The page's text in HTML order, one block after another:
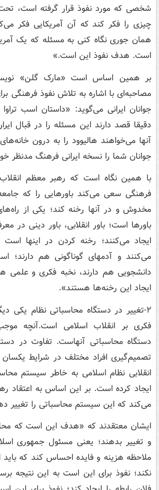
شخصی که مورد نفوذ قرار گرفته است، تحت
چیزی را فکر کند که آن آمریکایی فکر
همان جوری نگاه کنی به مسئله که یک
است. هدف نفوذ این است.»
بر همین اساس است «مارک گلن»
مصاحبه‌ای با اشاره به تلاش نفوذ فرهنگی
جوانان ایرانی می‌گوید: «داستان اسب تراوا
دقیقا قصد دارند این مسئله را در قبال
آنها می‌خواهند ‌هالیوود را به درون خانه‌های
جوانان شما را نسخه ایرانی فرهنگ مدنظر
با همین نگاه است که رهبر معظم
فرهنگی سعی می‌کند باورهایی را که
مخدوش و در آنها رخنه کند؛ یکی از
باورها است؛ باور انقلابی، باور دینی در
ایجاد می‌کنند؛ رخنه کردن در اینها
می‌کنند و آدمهای گوناگونی هم دارند؛
دانشجویی هم دارند، نخبه فکری و علمی
ایجاد این رخنه‌ها هستند».
۲-تغییر در دستگاه محاسباتی نظام یکی
فکری بر انقلاب اسلامی است.آنچه
دستگاه محاسباتی آنهاست. تفاوت در
تصمیم‌گیری افراد مختلف در شرایط
انقلابی نظام اسلامی به‌ خاطر سیستم
ایجاد کرده است. بر این اساس به
می‌کند که این سیستم محاسباتی را تغییر
ایشان معتقدند که «هدف این است که
و تغییر بدهند؛ یعنی مسئول جمهوری
ملاحظه‌ هزینه و فایده احساس کند که باید
نکند؛ نفوذ برای این است به این نتیجه